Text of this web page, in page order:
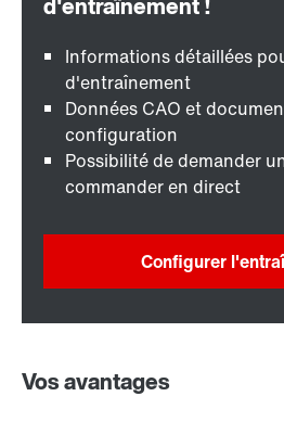
Informations détaillées
d'entraînement
Données CAO et
configuration
Possibilité de demander
commander en direct
Configurer
Vos avantages